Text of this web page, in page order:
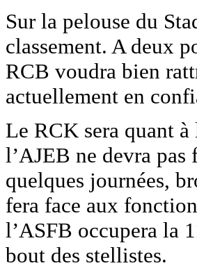
Sur la pelouse du
classement. A deux
RCB voudra bien
actuellement en
Le RCK sera quant
l’AJEB ne devra
quelques journées,
fera face aux
l’ASFB occupera la
bout des stellistes.